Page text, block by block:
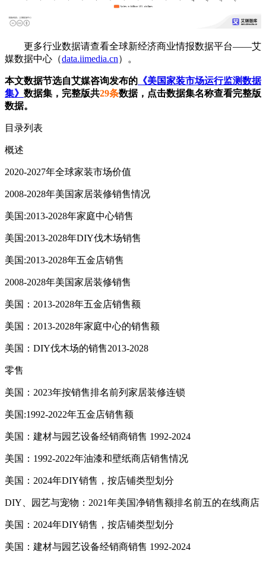
更多行业数据请查看全球新经济商业情报数据平台——艾
媒数据中心（data.iimedia.cn）。
本文数据节选自艾媒咨询发布的 《美国家装市场运行监测数据
集》 数据集，完整版共29条数据，点击数据集名称查看完整版
数据。
目录列表
概述
2020-2027年全球家装市场价值
2008-2028年美国家居装修销售情况
美国:2013-2028年家庭中心销售
美国:2013-2028年DIY伐木场销售
美国:2013-2028年五金店销售
2008-2028年美国家居装修销售
美国：2013-2028年五金店销售额
美国：2013-2028年家庭中心的销售额
美国：DIY伐木场的销售2013-2028
零售
美国：2023年按销售排名前列家居装修连锁
美国:1992-2022年五金店销售额
美国：建材与园艺设备经销商销售 1992-2024
美国：1992-2022年油漆和壁纸商店销售情况
美国：2024年DIY销售，按店铺类型划分
DIY、园艺与宠物：2021年美国净销售额排名前五的在线商店
美国：2024年DIY销售，按店铺类型划分
美国：建材与园艺设备经销商销售 1992-2024